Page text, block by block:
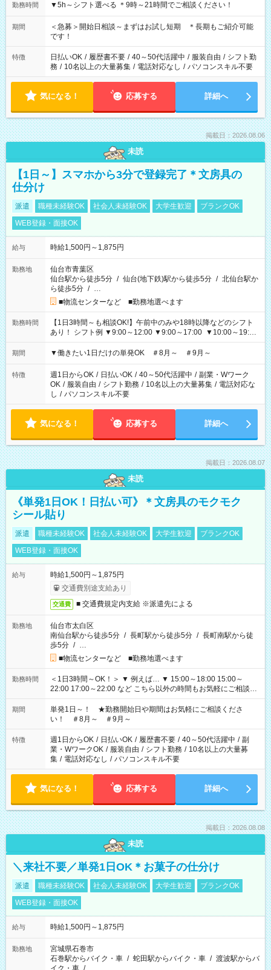
勤務時間 ▼5h～シフト選べる ＊9時～21時間でご相談ください！
期間
＜急募＞開始日相談～まずはお試し短期 ＊長期もご紹介可能
です！
特徴 日払いOK / 履歴書不要 / 40～50代活躍中 / 服装自由 / シフト勤
務 / 10名以上の大量募集 / 電話対応なし / パソコンスキル不要
気になる！ 応募する 詳細へ
掲載日：2026.08.06
未読
【1日～】スマホから3分で登録完了＊文房具の
仕分け
派遣 職種未経験OK 社会人未経験OK 大学生歓迎
ブランクOK
WEB登録・面接OK
給与 時給1,500円～1,875円
勤務地
仙台市青葉区
仙台駅から徒歩5分 / 仙台(地下鉄)駅から徒歩5分 / 北仙台駅か
ら徒歩5分 / …
■物流センターなど ■勤務地選べます
勤務時間
【1日3時間～も相談OK!】午前中のみや18時以降などのシフト
あり！ シフト例 ▼9:00～12:00 ▼9:00～17:00 ▼10:00～19:00
▼18:00～21:00
期間 ▼働きたい1日だけの単発OK ＃8月～ ＃9月～
特徴 週1日からOK / 日払いOK / 40～50代活躍中 / 副業・Wワーク
OK / 服装自由 / シフト勤務 / 10名以上の大量募集 / 電話対応な
し / パソコンスキル不要
気になる！ 応募する 詳細へ
掲載日：2026.08.07
未読
《単発1日OK！日払い可》＊文房具のモクモク
シール貼り
派遣 職種未経験OK 社会人未経験OK 大学生歓迎
ブランクOK
WEB登録・面接OK
給与
時給1,500円～1,875円
交通費別途支給あり
交通費 ■ 交通費規定内支給 ※派遣先による
勤務地
仙台市太白区
南仙台駅から徒歩5分 / 長町駅から徒歩5分 / 長町南駅から徒
歩5分 / …
■物流センターなど ■勤務地選べます
勤務時間
＜1日3時間～OK！＞ ▼ 例えば… ▼ 15:00～18:00 15:00～
22:00 17:00～22:00 など こちら以外の時間もお気軽にご相談く
ださい！
期間
単発1日～！ ★勤務開始日や期間はお気軽にご相談くださ
い！ ＃8月～ ＃9月～
特徴 週1日からOK / 日払いOK / 履歴書不要 / 40～50代活躍中 / 副
業・WワークOK / 服装自由 / シフト勤務 / 10名以上の大量募
集 / 電話対応なし / パソコンスキル不要
気になる！ 応募する 詳細へ
掲載日：2026.08.08
未読
＼来社不要／単発1日OK＊お菓子の仕分け
派遣 職種未経験OK 社会人未経験OK 大学生歓迎
ブランクOK
WEB登録・面接OK
給与 時給1,500円～1,875円
勤務地
宮城県石巻市
石巻駅からバイク・車 / 蛇田駅からバイク・車 / 渡波駅からバ
イク・車 /